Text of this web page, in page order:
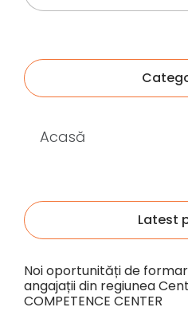
Acasă
Latest
Noi oportunități de
angajații din regiunea
COMPETENCE CENTER